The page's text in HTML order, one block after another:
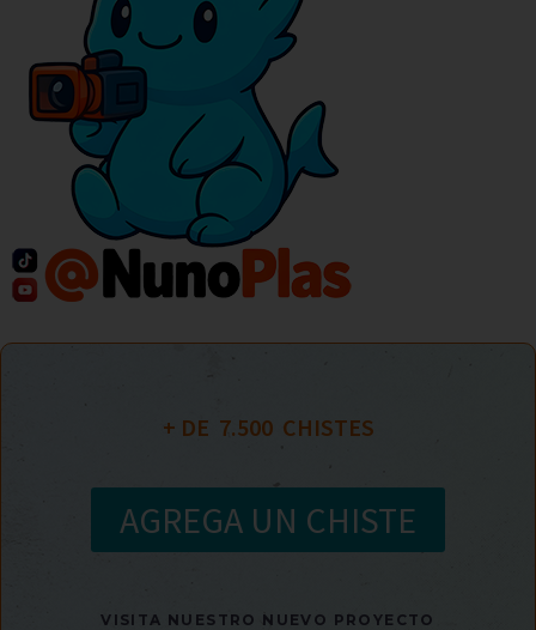
+ DE 7.500
  CHISTES
AGREGA UN CHISTE
VISITA NUESTRO NUEVO PROYECTO